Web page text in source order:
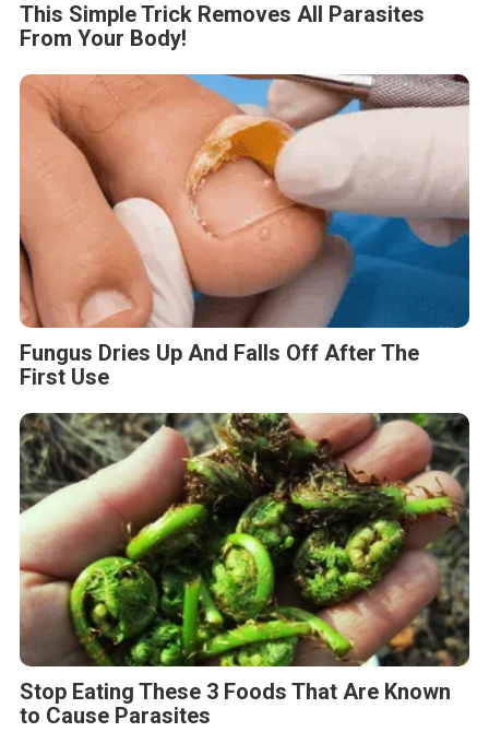
This Simple Trick Removes All Parasites
From Your Body!
Fungus Dries Up And Falls Off After The
First Use
Stop Eating These 3 Foods That Are Known
to Cause Parasites